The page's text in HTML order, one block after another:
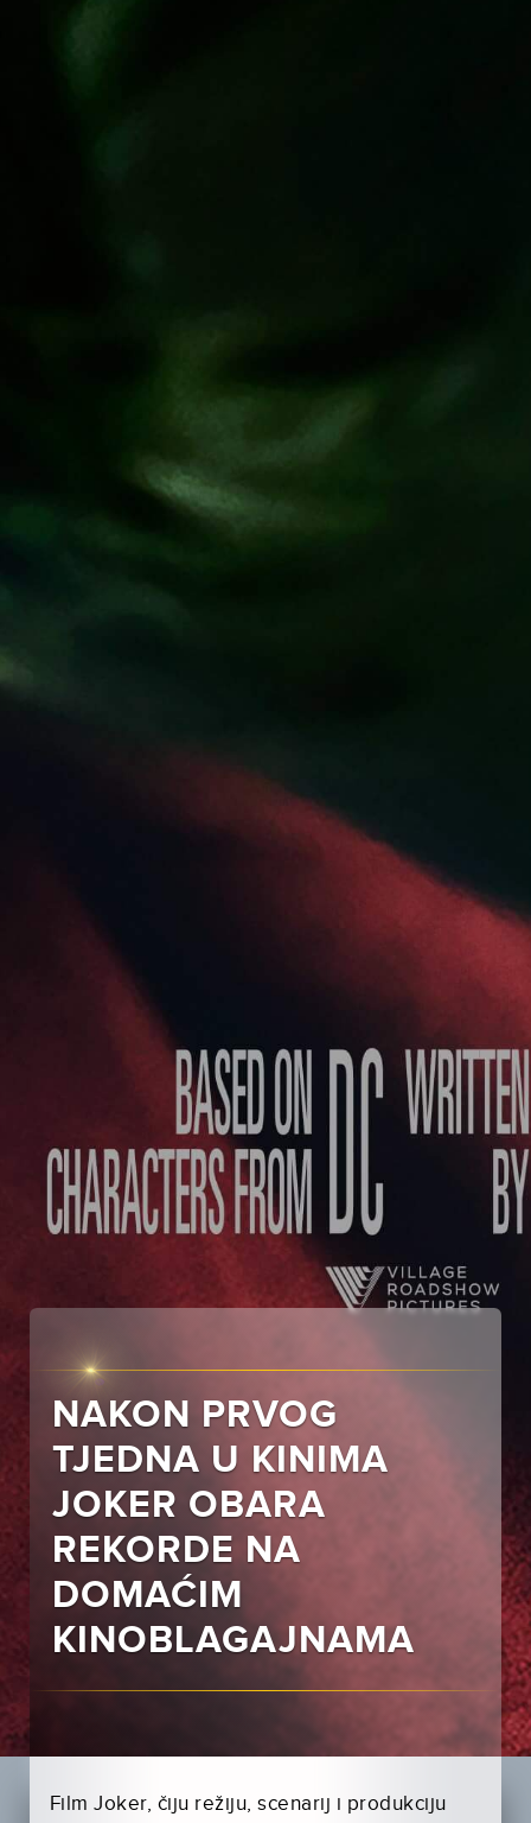
NAKON PRVOG
TJEDNA U KINIMA
JOKER OBARA
REKORDE NA
DOMAĆIM
KINOBLAGAJNAMA
Film Joker, čiju režiju, scenarij i produkciju